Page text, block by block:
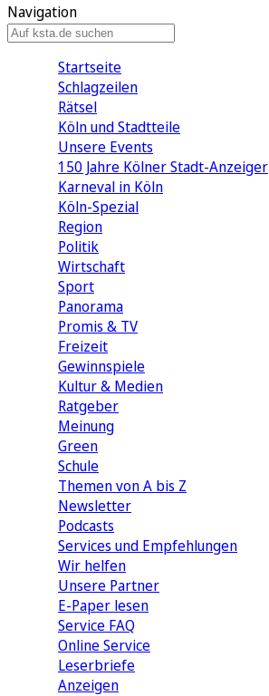
Navigation
Startseite
Schlagzeilen
Rätsel
Köln und Stadtteile
Unsere Events
150 Jahre Kölner Stadt-Anzeiger
Karneval in Köln
Köln-Spezial
Region
Politik
Wirtschaft
Sport
Panorama
Promis & TV
Freizeit
Gewinnspiele
Kultur & Medien
Ratgeber
Meinung
Green
Schule
Themen von A bis Z
Newsletter
Podcasts
Services und Empfehlungen
Wir helfen
Unsere Partner
E-Paper lesen
Service FAQ
Online Service
Leserbriefe
Anzeigen